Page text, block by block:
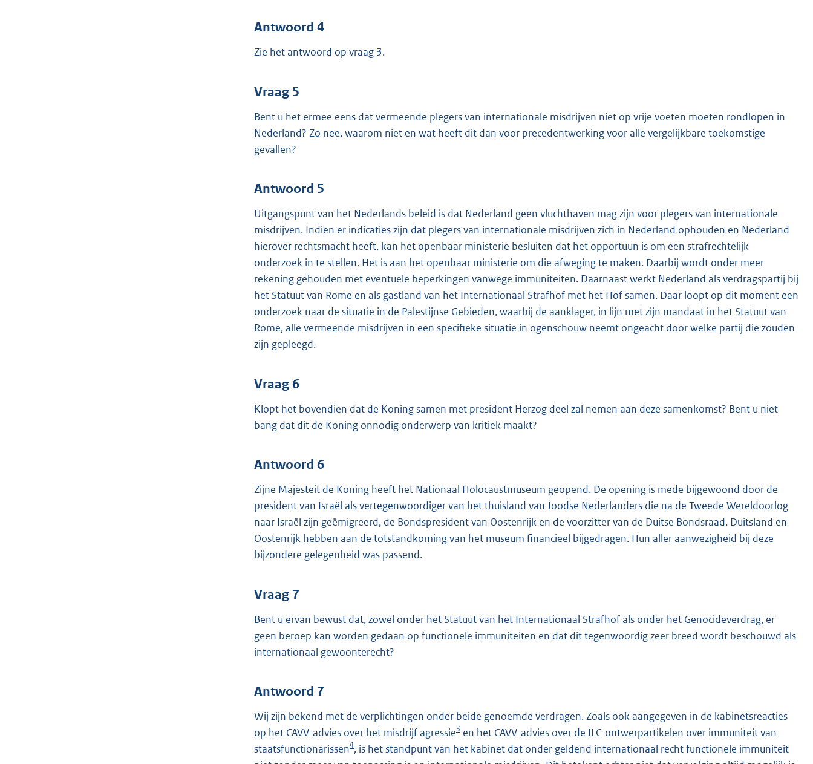
Antwoord 4
Zie het antwoord op vraag 3.
Vraag 5
Bent u het ermee eens dat vermeende plegers van internationale misdrijven niet op vrije voeten moeten rondlopen in
Nederland? Zo nee, waarom niet en wat heeft dit dan voor precedentwerking voor alle vergelijkbare toekomstige
gevallen?
Antwoord 5
Uitgangspunt van het Nederlands beleid is dat Nederland geen vluchthaven mag zijn voor plegers van internationale
misdrijven. Indien er indicaties zijn dat plegers van internationale misdrijven zich in Nederland ophouden en Nederland
hierover rechtsmacht heeft, kan het openbaar ministerie besluiten dat het opportuun is om een strafrechtelijk
onderzoek in te stellen. Het is aan het openbaar ministerie om die afweging te maken. Daarbij wordt onder meer
rekening gehouden met eventuele beperkingen vanwege immuniteiten. Daarnaast werkt Nederland als verdragspartij bij
het Statuut van Rome en als gastland van het Internationaal Strafhof met het Hof samen. Daar loopt op dit moment een
onderzoek naar de situatie in de Palestijnse Gebieden, waarbij de aanklager, in lijn met zijn mandaat in het Statuut van
Rome, alle vermeende misdrijven in een specifieke situatie in ogenschouw neemt ongeacht door welke partij die zouden
zijn gepleegd.
Vraag 6
Klopt het bovendien dat de Koning samen met president Herzog deel zal nemen aan deze samenkomst? Bent u niet
bang dat dit de Koning onnodig onderwerp van kritiek maakt?
Antwoord 6
Zijne Majesteit de Koning heeft het Nationaal Holocaustmuseum geopend. De opening is mede bijgewoond door de
president van Israël als vertegenwoordiger van het thuisland van Joodse Nederlanders die na de Tweede Wereldoorlog
naar Israël zijn geëmigreerd, de Bondspresident van Oostenrijk en de voorzitter van de Duitse Bondsraad. Duitsland en
Oostenrijk hebben aan de totstandkoming van het museum financieel bijgedragen. Hun aller aanwezigheid bij deze
bijzondere gelegenheid was passend.
Vraag 7
Bent u ervan bewust dat, zowel onder het Statuut van het Internationaal Strafhof als onder het Genocideverdrag, er
geen beroep kan worden gedaan op functionele immuniteiten en dat dit tegenwoordig zeer breed wordt beschouwd als
internationaal gewoonterecht?
Antwoord 7
Wij zijn bekend met de verplichtingen onder beide genoemde verdragen. Zoals ook aangegeven in de kabinetsreacties
op het CAVV-advies over het misdrijf agressie3 en het CAVV-advies over de ILC-ontwerpartikelen over immuniteit van
staatsfunctionarissen4, is het standpunt van het kabinet dat onder geldend internationaal recht functionele immuniteit